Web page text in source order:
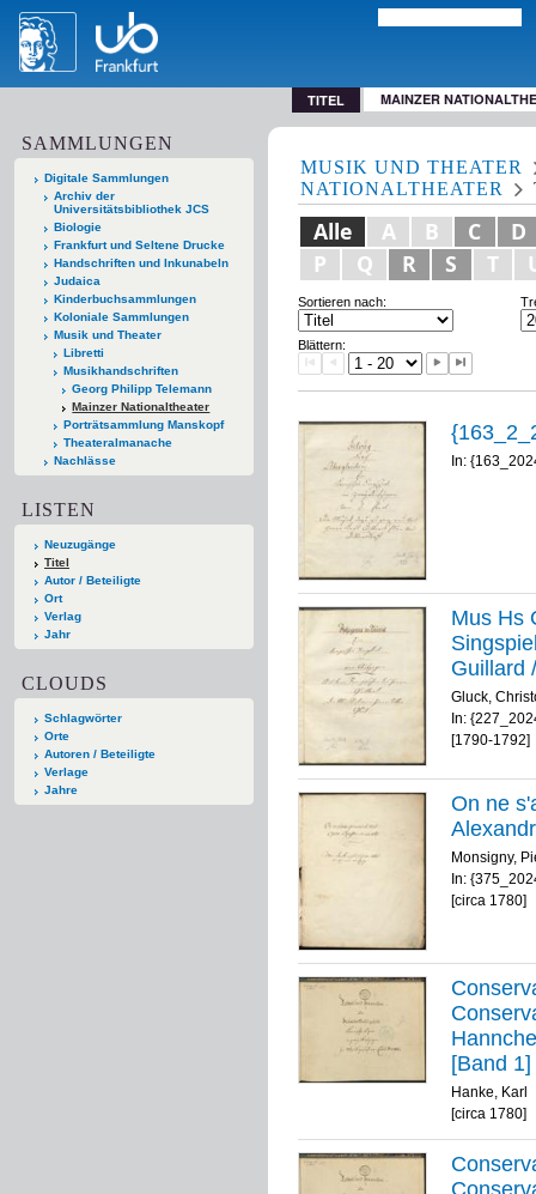
TITEL MAINZER
SAMMLUNGEN
Digitale Sammlungen
Archiv der
Universitätsbibliothek JCS
Biologie
Frankfurt und Seltene Drucke
Handschriften und Inkunabeln
Judaica
Kinderbuchsammlungen
Koloniale Sammlungen
Musik und Theater
Libretti
Musikhandschriften
Georg Philipp Telemann
Mainzer Nationaltheater
Porträtsammlung Manskopf
Theateralmanache
Nachlässe
LISTEN
Neuzugänge
Titel
Autor / Beteiligte
Ort
Verlag
Jahr
CLOUDS
Schlagwörter
Orte
Autoren / Beteiligte
Verlage
Jahre
MUSIK UND THEATER
NATIONALTHEATER
Alle A B C
D
P
Q R S T
Sortieren nach:
Blättern:
In:
Mus Hs
Guillard
Gluck,
In:
[1790-1792]
On ne
Monsigny,
In:
[circa 1780]
[Band
Hanke, Karl
[circa 1780]